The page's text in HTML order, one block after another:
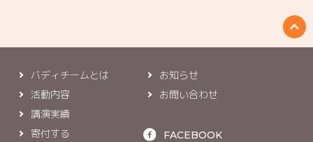
バディチームとは
活動内容
講演実績
寄付する
お知らせ
お問い合わせ
FACEBOOK